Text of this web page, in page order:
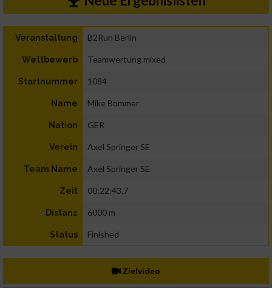
Veranstaltung B2Run Berlin
Wettbewerb Teamwertung mixed
Startnummer 1084
Name Mike Bommer
Nation GER
Verein Axel Springer SE
Team Name Axel Springer SE
Zeit 00:22:43.7
Distanz 6000 m
Status Finished
Zielvideo